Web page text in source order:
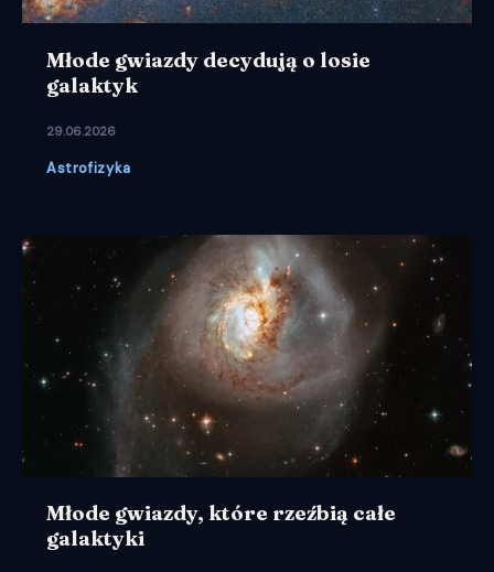
Młode gwiazdy decydują o losie
galaktyk
29.06.2026
Astrofizyka
Młode gwiazdy, które rzeźbią całe
galaktyki